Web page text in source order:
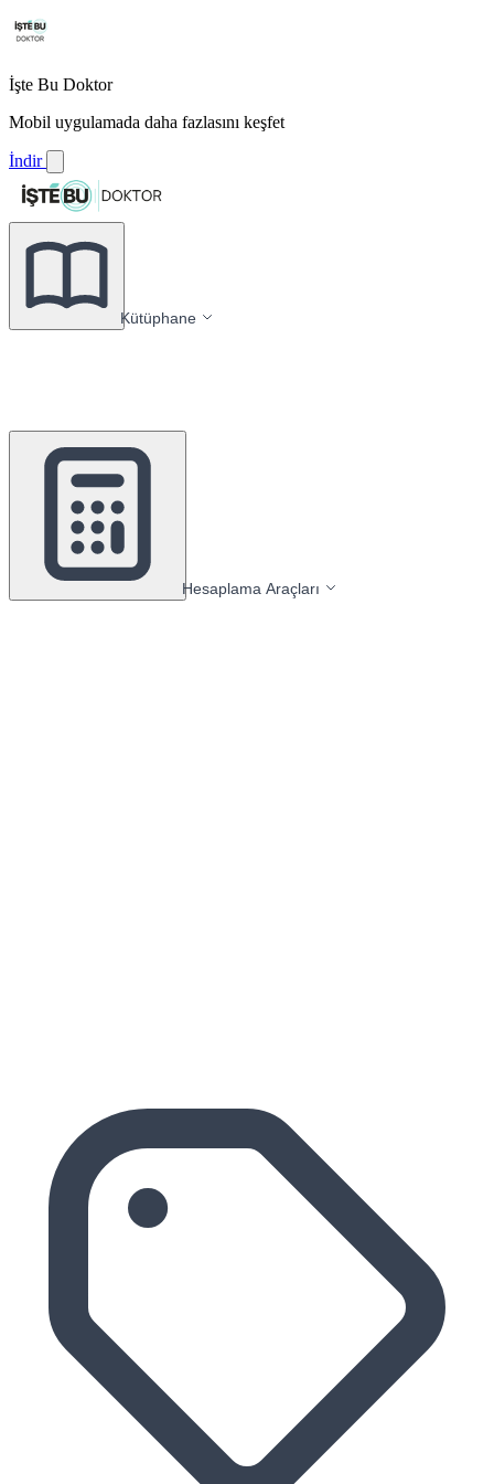
İşte Bu Doktor
Mobil uygulamada daha fazlasını keşfet
İndir
Kütüphane
Hesaplama Araçları